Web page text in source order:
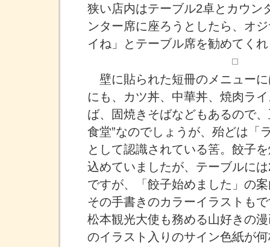
狭い店内はテーブル2卓とカウン
ンター席に座ろうとしたら、オ
イね」とテーブル席を勧めてく
壁に貼られた短冊のメニュー
にも、カツ丼、中華丼、焼肉ラ
ば、固焼きそばなどもあるので
食堂”なのでしょうが、殆どは「
として認識されている筈。餃子
込めていましたが、テーブルに
ですが、「餃子始めました」の
その手書きのカラーイラストも
松本観光大使も務める山好きの
のイラスト入りのサイン色紙が